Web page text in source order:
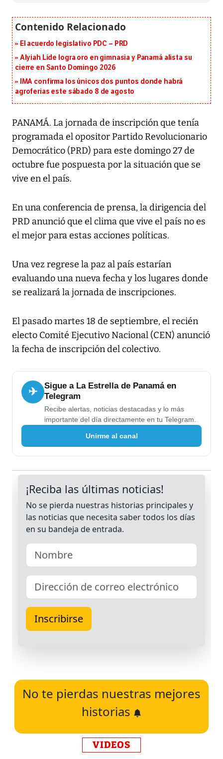
El acuerdo legislativo PDC – PRD
Alyiah Lide logra oro en gimnasia y Panamá alista su
cierre en Santo Domingo 2026
IMA confirma los únicos dos puntos donde habrá
agroferias este sábado 8 de agosto
PANAMÁ. La jornada de inscripción que tenía
programada el opositor Partido Revolucionario
Democrático (PRD) para este domingo 27 de
octubre fue pospuesta por la situación que se
vive en el país.
En una conferencia de prensa, la dirigencia del
PRD anunció que el clima que vive el país no es
el mejor para estas acciones políticas.
Una vez regrese la paz al país estarían
evaluando una nueva fecha y los lugares donde
se realizará la jornada de inscripciones.
El pasado martes 18 de septiembre, el recién
electo Comité Ejecutivo Nacional (CEN) anunció
la fecha de inscripción del colectivo.
✈
Sigue a La Estrella de Panamá en
Telegram
Recibe alertas, noticias destacadas y lo más
importante del día directamente en tu Telegram.
Unirme al canal
No te pierdas nuestras mejores
historias
VIDEOS